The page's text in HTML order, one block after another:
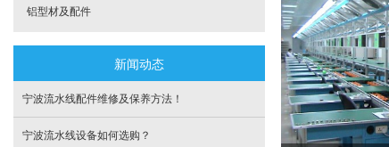
铝型材及配件
新闻动态
宁波流水线配件维修及保养方法！
宁波流水线设备如何选购？